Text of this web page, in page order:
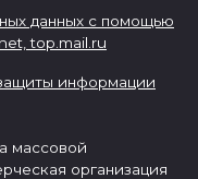
данных с помощью
top.mail.ru
информации
массовой
организация